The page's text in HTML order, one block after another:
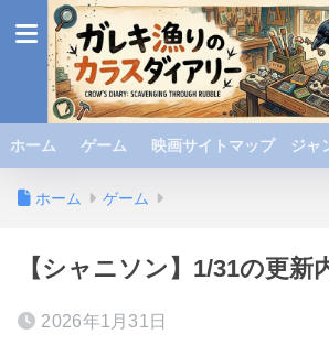
ホーム ゲーム 映画サイトマップ ジャ
ホーム ゲーム
【シャニソン】1/31の更新
2026年1月31日